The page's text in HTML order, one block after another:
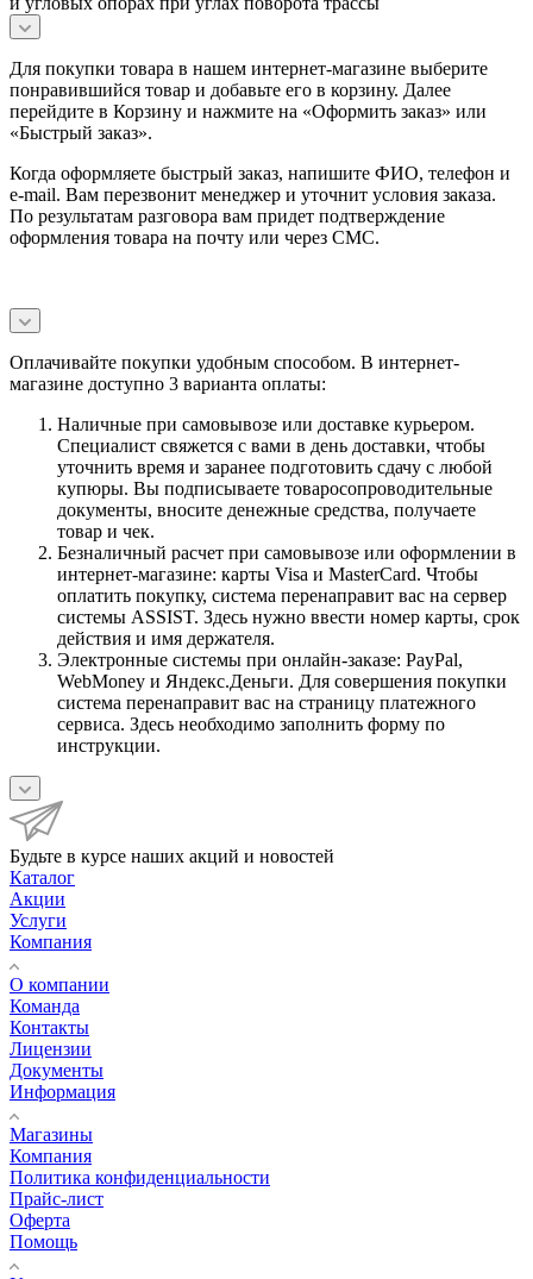
Для покупки товара в нашем интернет-магазине выберите
понравившийся товар и добавьте его в корзину. Далее
перейдите в Корзину и нажмите на «Оформить заказ» или
«Быстрый заказ».
Когда оформляете быстрый заказ, напишите ФИО, телефон и
e-mail. Вам перезвонит менеджер и уточнит условия заказа.
По результатам разговора вам придет подтверждение
оформления товара на почту или через СМС.
Оплачивайте покупки удобным способом. В интернет-
магазине доступно 3 варианта оплаты:
Наличные при самовывозе или доставке курьером.
Специалист свяжется с вами в день доставки, чтобы
уточнить время и заранее подготовить сдачу с любой
купюры. Вы подписываете товаросопроводительные
документы, вносите денежные средства, получаете
товар и чек.
Безналичный расчет при самовывозе или оформлении в
интернет-магазине: карты Visa и MasterCard. Чтобы
оплатить покупку, система перенаправит вас на сервер
системы ASSIST. Здесь нужно ввести номер карты, срок
действия и имя держателя.
Электронные системы при онлайн-заказе: PayPal,
WebMoney и Яндекс.Деньги. Для совершения покупки
система перенаправит вас на страницу платежного
сервиса. Здесь необходимо заполнить форму по
инструкции.
Будьте в курсе наших акций и новостей
Каталог
Акции
Услуги
Компания
О компании
Команда
Контакты
Лицензии
Документы
Информация
Магазины
Компания
Политика конфиденциальности
Прайс-лист
Оферта
Помощь